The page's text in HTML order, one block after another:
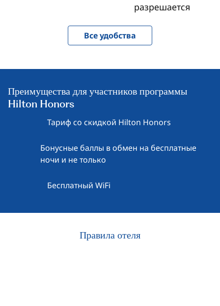
разрешается
Все удобства
Преимущества для участников программы
Hilton Honors
Тариф со скидкой Hilton Honors
Бонусные баллы в обмен на бесплатные
ночи и не только
Бесплатный WiFi
Правила отеля